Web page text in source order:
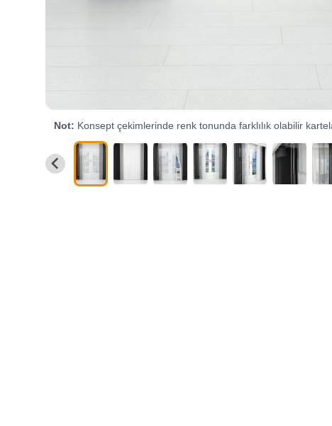
Not: Konsept çekimlerinde renk tonunda farklılık olabilir